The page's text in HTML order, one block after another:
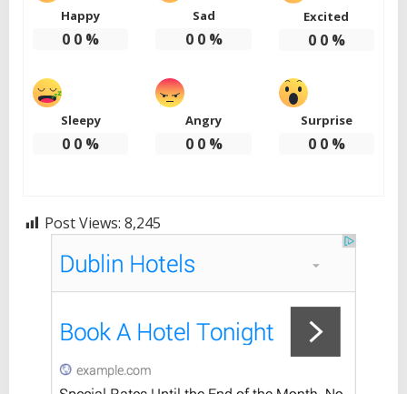
Happy
0 0 %
Sad
0 0%
Excited
0 0%
Sleepy
0 0 %
Angry
0 0%
Surprise
0 0%
Post Views: 8,245